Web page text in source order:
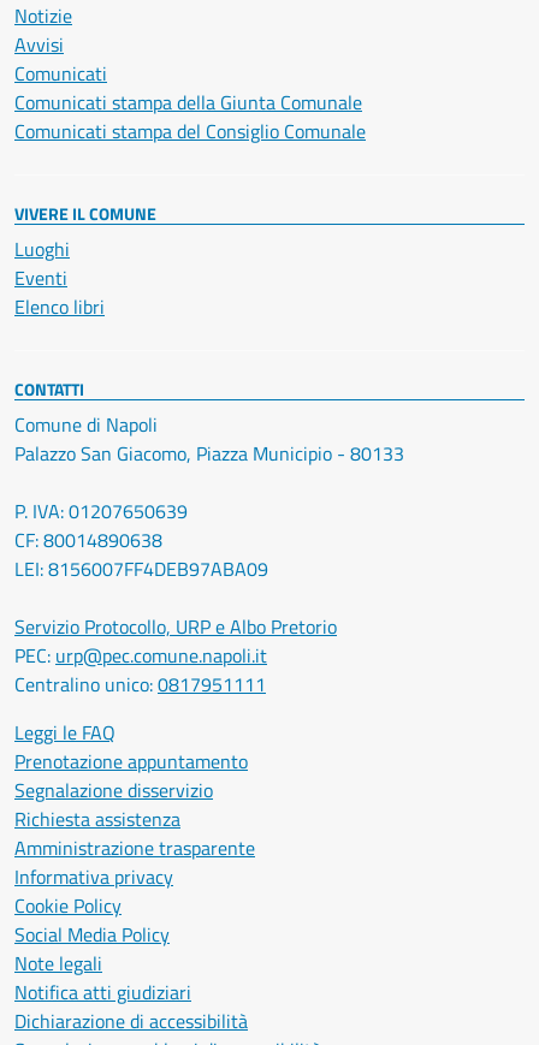
Notizie
Avvisi
Comunicati
Comunicati stampa della Giunta Comunale
Comunicati stampa del Consiglio Comunale
VIVERE IL COMUNE
Luoghi
Eventi
Elenco libri
CONTATTI
Comune di Napoli
Palazzo San Giacomo, Piazza Municipio - 80133
P. IVA: 01207650639
CF: 80014890638
LEI: 8156007FF4DEB97ABA09
Servizio Protocollo, URP e Albo Pretorio
PEC: urp@pec.comune.napoli.it
Centralino unico:0817951111
Leggi le FAQ
Prenotazione appuntamento
Segnalazione disservizio
Richiesta assistenza
Amministrazione trasparente
Informativa privacy
Cookie Policy
Social Media Policy
Note legali
Notifica atti giudiziari
Dichiarazione di accessibilità